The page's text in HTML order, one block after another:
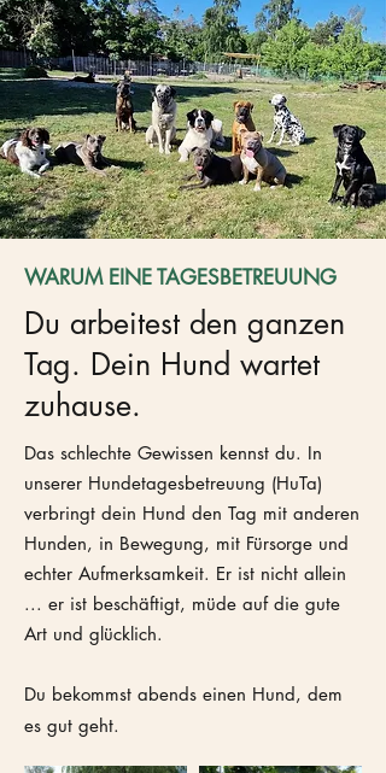
WARUM EINE TAGESBETREUUNG
Du arbeitest den ganzen
Tag. Dein Hund wartet
zuhause.
Das schlechte Gewissen kennst du. In
unserer Hundetagesbetreuung (HuTa)
verbringt dein Hund den Tag mit anderen
Hunden, in Bewegung, mit Fürsorge und
echter Aufmerksamkeit. Er ist nicht allein
... er ist beschäftigt, müde auf die gute
Art und glücklich.
Du bekommst abends einen Hund, dem
es gut geht.